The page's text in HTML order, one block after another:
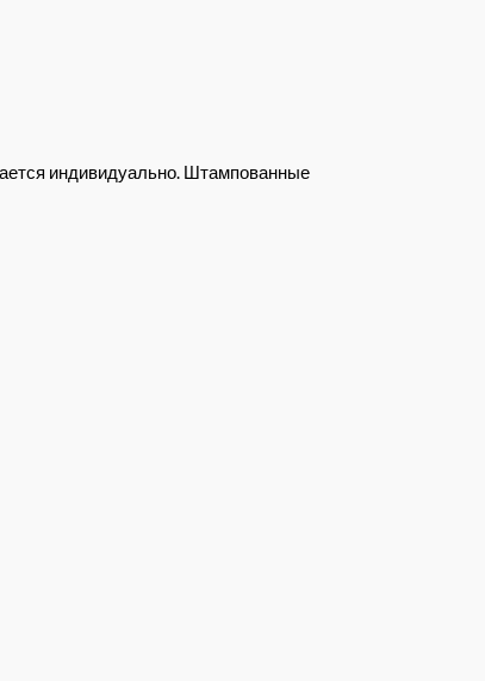
индивидуально. Штампованные